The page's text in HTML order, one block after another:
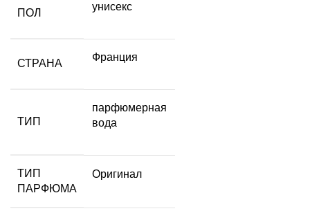
ПОЛ
унисекс
СТРАНА
Франция
ТИП
парфюмерная
вода
ТИП
ПАРФЮМА
Оригинал